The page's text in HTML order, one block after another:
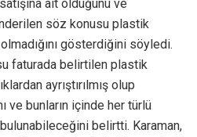
ait olduğunu ve
söz konusu plastik
gösterdiğini söyledi.
faturada belirtilen plastik
ayrıştırılmış olup
ve bunların içinde her türlü
belirtti. Karaman,